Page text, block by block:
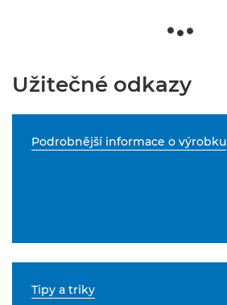
Užitečné odkazy
Podrobnější informace o výrobku
Tipy a triky